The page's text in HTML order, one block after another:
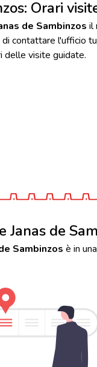
Orari
de Sambinzos il
di contattare l'ufficio
delle visite guidate.
Janas de
Sambinzos è in